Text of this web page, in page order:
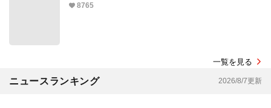
8765
一覧を見る
ニュースランキング 2026/8/7更新